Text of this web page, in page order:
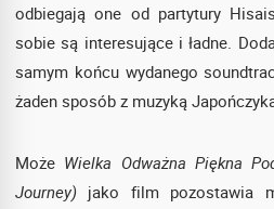
odbiegają one od partytury
sobie są interesujące i ładne.
samym końcu wydanego
żaden sposób z muzyką
Może Wielka Odważna Piękna
Journey) jako film pozostawia